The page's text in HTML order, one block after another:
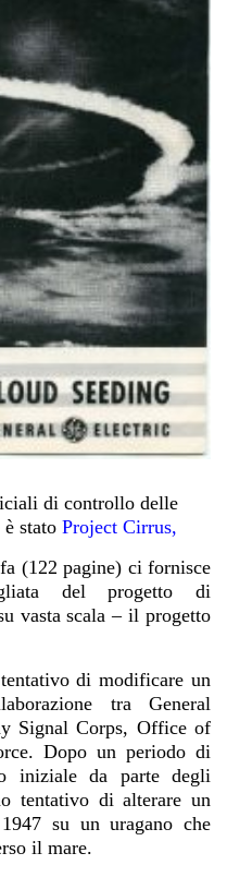
di controllo delle
stato Project Cirrus,
(122 pagine) ci fornisce
del progetto di
vasta scala – il progetto
di modificare un
tra General
Signal Corps, Office of
Dopo un periodo di
iniziale da parte degli
tentativo di alterare un
su un uragano che
il mare.